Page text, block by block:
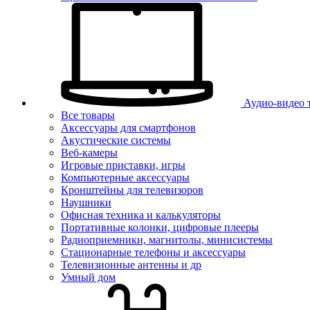
Аудио-видео
Все товары
Аксессуары для смартфонов
Акустические системы
Веб-камеры
Игровые приставки, игры
Компьютерные аксессуары
Кронштейны для телевизоров
Наушники
Офисная техника и калькуляторы
Портативные колонки, цифровые плееры
Радиоприемники, магнитолы, минисистемы
Стационарные телефоны и аксессуары
Телевизионные антенны и др
Умный дом